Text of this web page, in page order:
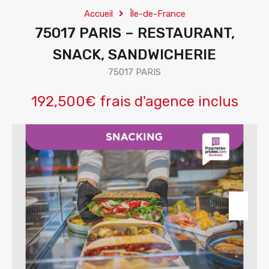
Accueil Île-de-France
75017 PARIS – RESTAURANT,
SNACK, SANDWICHERIE
75017 PARIS
192,500€ frais d'agence inclus